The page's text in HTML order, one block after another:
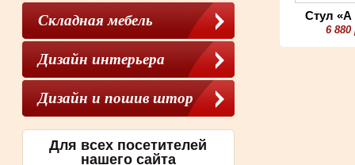
Складная мебель
Дизайн интерьера
Дизайн и пошив штор
Для всех посетителей
нашего сайта
Стул «А
6 880